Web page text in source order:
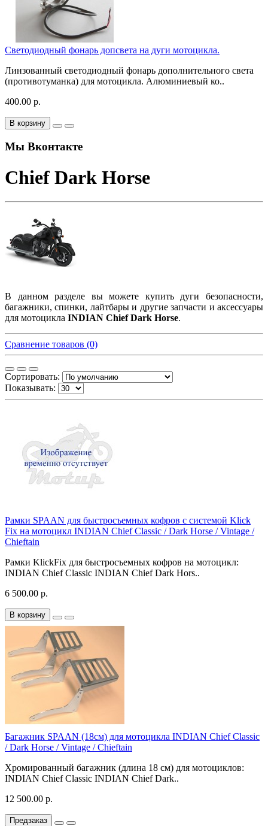
Светодиодный фонарь допсвета на дуги мотоцикла.
Линзованный светодиодный фонарь дополнительного света
(противотуманка) для мотоцикла. Алюминиевый ко..
400.00 р.
В корзину
Мы Вконтакте
Chief Dark Horse
В данном разделе вы можете купить дуги безопасности,
багажники, спинки, лайтбары и другие запчасти и аксессуары
для мотоцикла INDIAN Chief Dark Horse.
Сравнение товаров (0)
Сортировать:
Показывать:
Рамки SPAAN для быстросъемных кофров с системой Klick
Fix на мотоцикл INDIAN Chief Classic / Dark Horse / Vintage /
Chieftain
Рамки KlickFix для быстросъемных кофров на мотоцикл:
INDIAN Chief Classic INDIAN Chief Dark Hors..
6 500.00 р.
В корзину
Багажник SPAAN (18см) для мотоцикла INDIAN Chief Classic
/ Dark Horse / Vintage / Chieftain
Хромированный багажник (длина 18 см) для мотоциклов:
INDIAN Chief Classic INDIAN Chief Dark..
12 500.00 р.
Предзаказ